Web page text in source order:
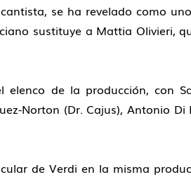
se ha revelado como
sustituye a Mattia Olivieri,
elenco de la producción, con
Norton (Dr. Cajus), Antonio
de Verdi en la misma